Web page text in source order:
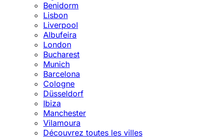
Benidorm
Lisbon
Liverpool
Albufeira
London
Bucharest
Munich
Barcelona
Cologne
Düsseldorf
Ibiza
Manchester
Vilamoura
Découvrez toutes les villes